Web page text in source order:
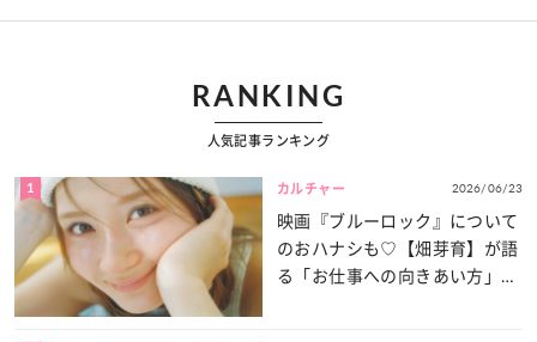
RANKING
人気記事ランキング
1 カルチャー 2026/06/23
映画『ブルーロック』について
のおハナシも♡【畑芽育】が語
る「お仕事への向きあい方」と